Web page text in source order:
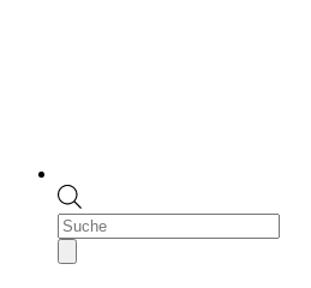
Products
search